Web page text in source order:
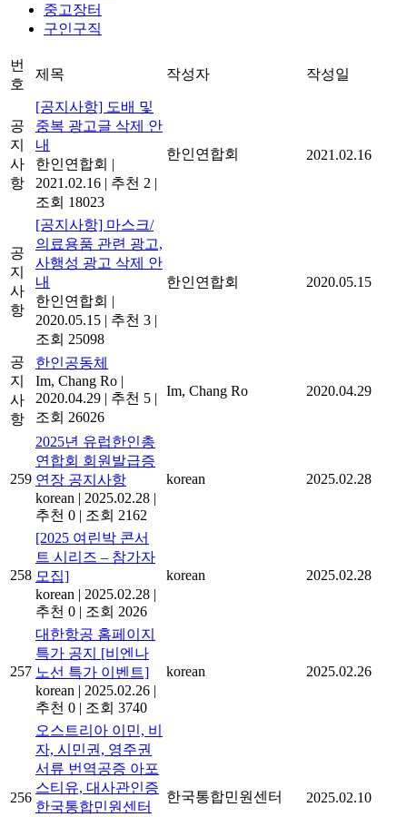
중고장터
구인구직
번
호
제목 작성자 작성일
공
지
사
항
[공지사항] 도배 및
중복 광고글 삭제 안
내
한인연합회 |
2021.02.16 | 추천 2 |
조회 18023
한인연합회 2021.02.16
공
지
사
항
[공지사항] 마스크/
의료용품 관련 광고,
사행성 광고 삭제 안
내
한인연합회 |
2020.05.15 | 추천 3 |
조회 25098
한인연합회 2020.05.15
공
지
사
항
한인공동체
Im, Chang Ro |
2020.04.29 | 추천 5 |
조회 26026
Im, Chang Ro 2020.04.29
259
2025년 유럽한인총
연합회 회원발급증
연장 공지사항
korean | 2025.02.28 |
추천 0 | 조회 2162
korean 2025.02.28
258
[2025 여린박 콘서
트 시리즈 – 참가자
모집]
korean | 2025.02.28 |
추천 0 | 조회 2026
korean 2025.02.28
257
대한항공 홈페이지
특가 공지 [비엔나
노선 특가 이벤트]
korean | 2025.02.26 |
추천 0 | 조회 3740
korean 2025.02.26
256
오스트리아 이민, 비
자, 시민권, 영주권
서류 번역공증 아포
스티유, 대사관인증
한국통합민원센터
한국통합민원센터 2025.02.10